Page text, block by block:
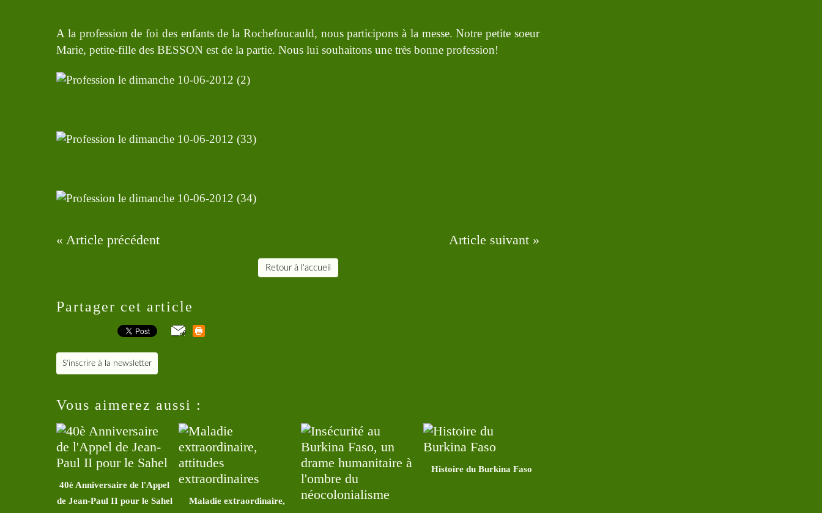
A la profession de foi des enfants de la Rochefoucauld, nous participons à la messe. Notre petite soeur
Marie, petite-fille des BESSON est de la partie. Nous lui souhaitons une très bonne profession!
« Article précédent Article suivant »
Retour à l'accueil
Partager cet article
S'inscrire à la newsletter
Vous aimerez aussi :
40è Anniversaire de l'Appel
de Jean-Paul II pour le Sahel
Maladie extraordinaire,
Histoire du Burkina Faso